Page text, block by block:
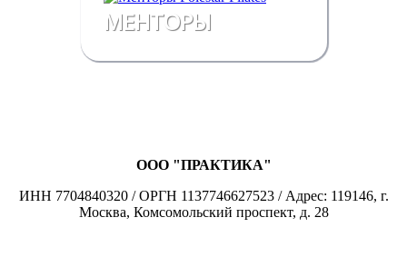
МЕНТОРЫ
ООО "ПРАКТИКА"
ИНН 7704840320 / ОРГН 1137746627523 / Адрес: 119146, г.
Москва, Комсомольский проспект, д. 28